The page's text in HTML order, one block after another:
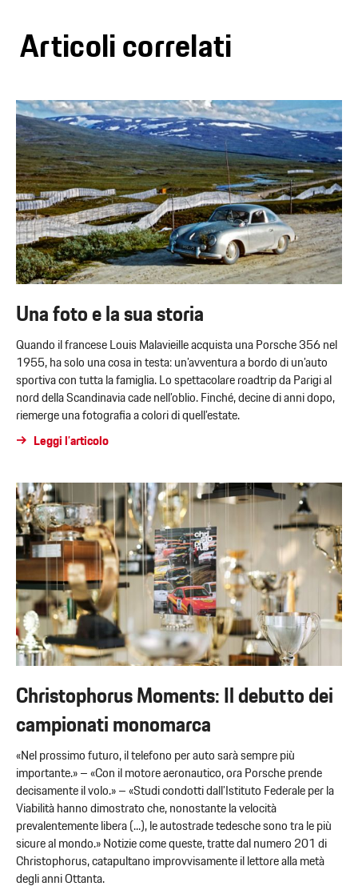
Articoli correlati
Una foto e la sua storia
Quando il francese Louis Malavieille acquista una Porsche 356 nel
1955, ha solo una cosa in testa: un’avventura a bordo di un’auto
sportiva con tutta la famiglia. Lo spettacolare roadtrip da Parigi al
nord della Scandinavia cade nell’oblio. Finché, decine di anni dopo,
riemerge una fotografia a colori di quell’estate.
Leggi l’articolo
Christophorus Moments: Il debutto dei
campionati monomarca
«Nel prossimo futuro, il telefono per auto sarà sempre più
importante.» – «Con il motore aeronautico, ora Porsche prende
decisamente il volo.» – «Studi condotti dall’Istituto Federale per la
Viabilità hanno dimostrato che, nonostante la velocità
prevalentemente libera (...), le autostrade tedesche sono tra le più
sicure al mondo.» Notizie come queste, tratte dal numero 201 di
Christophorus, catapultano improvvisamente il lettore alla metà
degli anni Ottanta.